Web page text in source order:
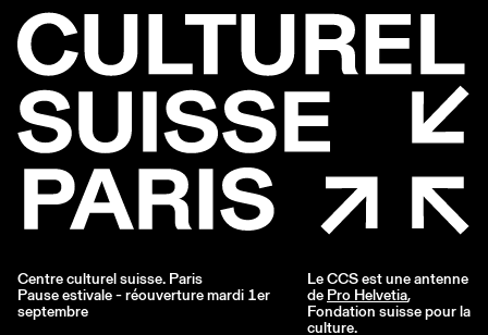
Centre culturel suisse. Paris
Pause estivale - réouverture mardi 1er
septembre
Le CCS est une antenne
de Pro Helvetia,
Fondation suisse pour la
culture.